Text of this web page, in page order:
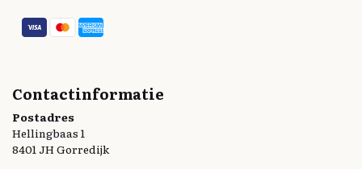
Contactinformatie
Postadres
Hellingbaas 1
8401 JH Gorredijk